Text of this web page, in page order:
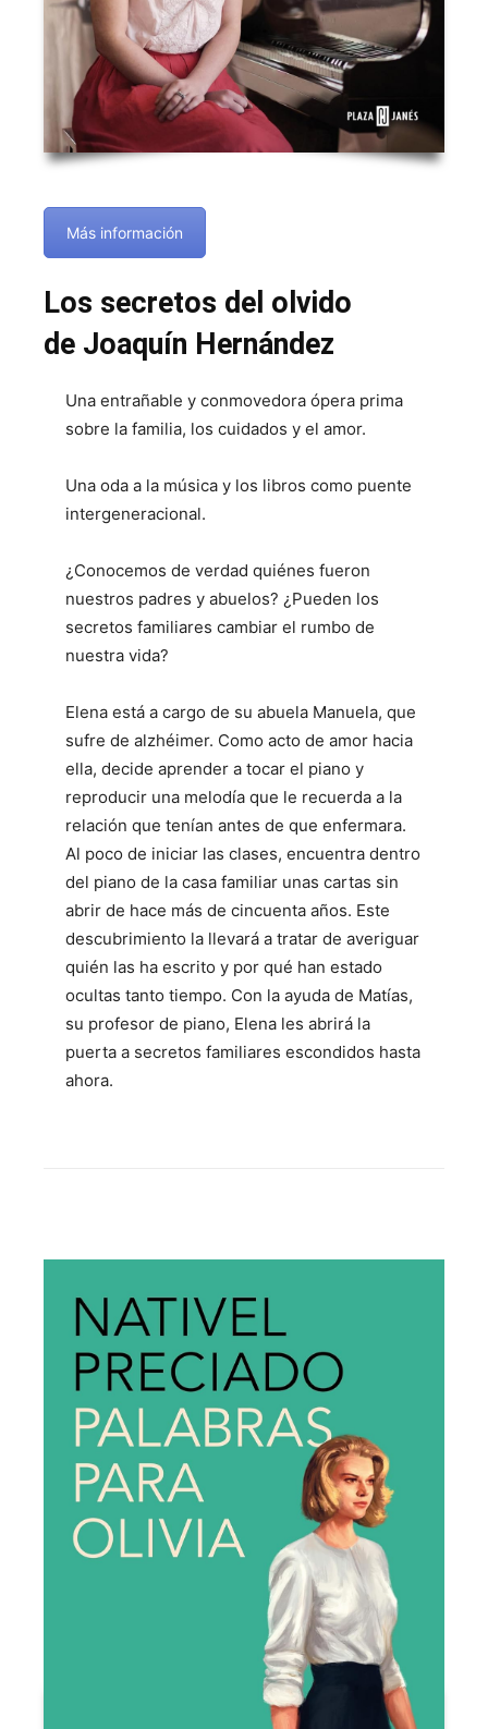
Más información
Los secretos del olvido
de Joaquín Hernández
Una entrañable y conmovedora ópera prima
sobre la familia, los cuidados y el amor.
Una oda a la música y los libros como puente
intergeneracional.
¿Conocemos de verdad quiénes fueron
nuestros padres y abuelos? ¿Pueden los
secretos familiares cambiar el rumbo de
nuestra vida?
Elena está a cargo de su abuela Manuela, que
sufre de alzhéimer. Como acto de amor hacia
ella, decide aprender a tocar el piano y
reproducir una melodía que le recuerda a la
relación que tenían antes de que enfermara.
Al poco de iniciar las clases, encuentra dentro
del piano de la casa familiar unas cartas sin
abrir de hace más de cincuenta años. Este
descubrimiento la llevará a tratar de averiguar
quién las ha escrito y por qué han estado
ocultas tanto tiempo. Con la ayuda de Matías,
su profesor de piano, Elena les abrirá la
puerta a secretos familiares escondidos hasta
ahora.